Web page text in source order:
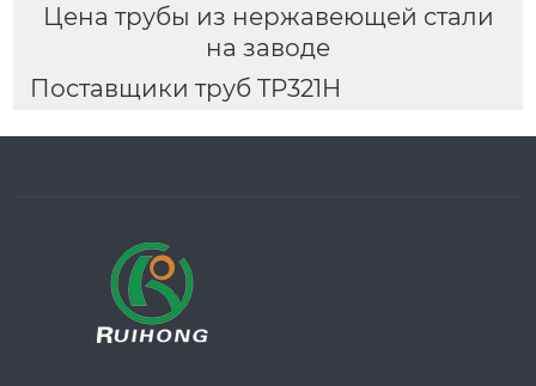
Цена трубы из нержавеющей стали
на заводе
Поставщики труб TP321H